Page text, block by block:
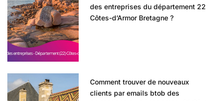
des entreprises du département 22
Côtes-d’Armor Bretagne ?
Comment trouver de nouveaux
clients par emails btob des